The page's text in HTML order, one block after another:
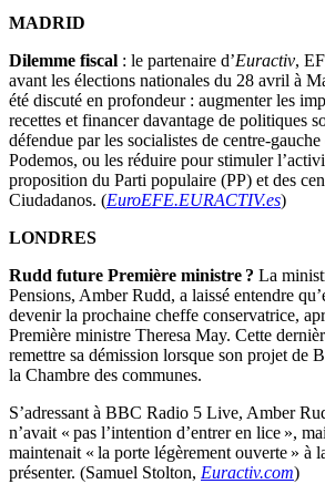
MADRID
Dilemme fiscal : le partenaire d’Euractiv,
avant les élections nationales du 28 avril à
été discuté en profondeur : augmenter les
recettes et financer davantage de politiques
défendue par les socialistes de centre-
Podemos, ou les réduire pour stimuler
proposition du Parti populaire (PP) et des
Ciudadanos. (EuroEFE.EURACTIV.es)
LONDRES
Rudd future Première ministre ? La
Pensions, Amber Rudd, a laissé entendre
devenir la prochaine cheffe conservatrice,
Première ministre Theresa May. Cette
remettre sa démission lorsque son projet de
la Chambre des communes.
S’adressant à BBC Radio 5 Live, Amber
n’avait « pas l’intention d’entrer en lice »,
maintenait « la porte légèrement ouverte » à
présenter. (Samuel Stolton, Euractiv.com)